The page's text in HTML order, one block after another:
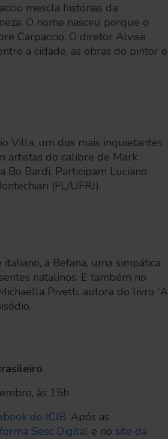
mescla histórias da
O nome nasceu porque o
Carpaccio. O diretor Alvise
a cidade, as obras do pintor e
Villa, um dos mais inquietantes
artistas do calibre de Mark
Bo Bardi. Participam Luciano
(FL/UFRJ).
a Befana, uma simpática
natalinos. E também no
Pivetti, autora do livro “A
às 15h
do ICIB. Após as
Sesc Digital e no site da